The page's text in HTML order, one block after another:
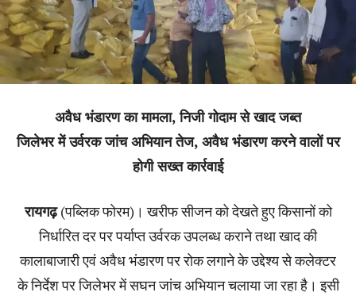
अवैध भंडारण का मामला, निजी गोदाम से खाद जब्त
जिलेभर में उर्वरक जांच अभियान तेज, अवैध भंडारण करने वालों पर
होगी सख्त कार्रवाई
रायगढ़(पब्लिक फोरम)। खरीफ सीजन को देखते हुए किसानों को
निर्धारित दर पर पर्याप्त उर्वरक उपलब्ध कराने तथा खाद की
कालाबाजारी एवं अवैध भंडारण पर रोक लगाने के उद्देश्य से कलेक्टर
के निर्देश पर जिलेभर में सघन जांच अभियान चलाया जा रहा है। इसी